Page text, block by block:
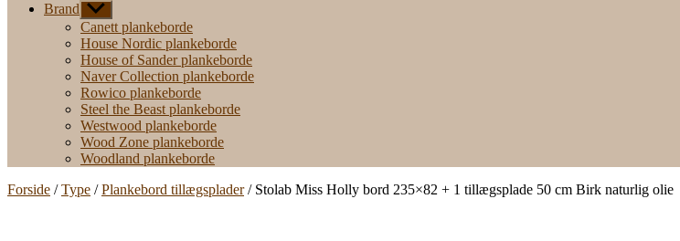
Brand Vis
undermenu
Canett plankeborde
House Nordic plankeborde
House of Sander plankeborde
Naver Collection plankeborde
Rowico plankeborde
Steel the Beast plankeborde
Westwood plankeborde
Wood Zone plankeborde
Woodland plankeborde
Forside /Type /Plankebord tillægsplader/ Stolab Miss Holly bord 235×82 + 1 tillægsplade 50 cm Birk naturlig olie